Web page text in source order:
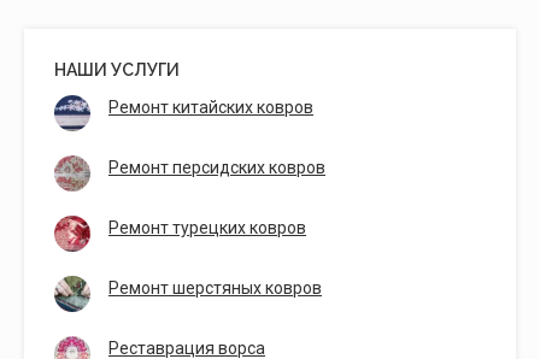
НАШИ УСЛУГИ
Ремонт китайских ковров
Ремонт персидских ковров
Ремонт турецких ковров
Ремонт шерстяных ковров
Реставрация ворса